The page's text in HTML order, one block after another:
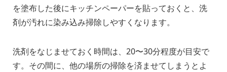
を塗布した後にキッチンペーパーを貼っておくと、洗
剤が汚れに染み込み掃除しやすくなります。
洗剤をなじませておく時間は、20〜30分程度が目安で
す。その間に、他の場所の掃除を済ませてしまうとよ